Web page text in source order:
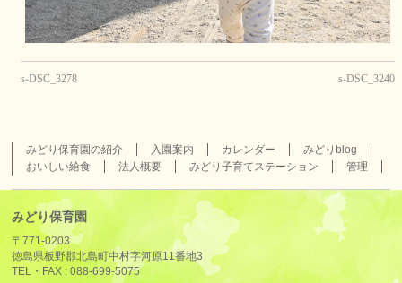
s-DSC_3278 s-DSC_3240
みどり保育園の紹介 入園案内 カレンダー
みどりblog
おいしい給食
法人概要 みどり子育てステーション 管理
みどり保育園
〒771-0203
徳島県板野郡北島町中村字河原11番地3
TEL・FAX :088-699-5075